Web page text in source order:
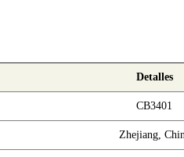
Detalles
CB3401
Zhejiang,